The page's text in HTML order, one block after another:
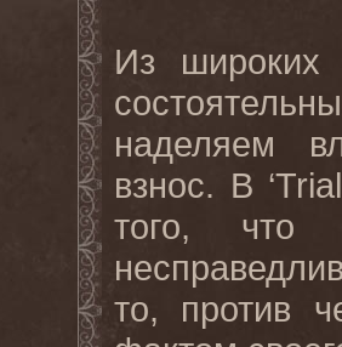
Из широких
наделяем
взнос. В
того, что
то, против